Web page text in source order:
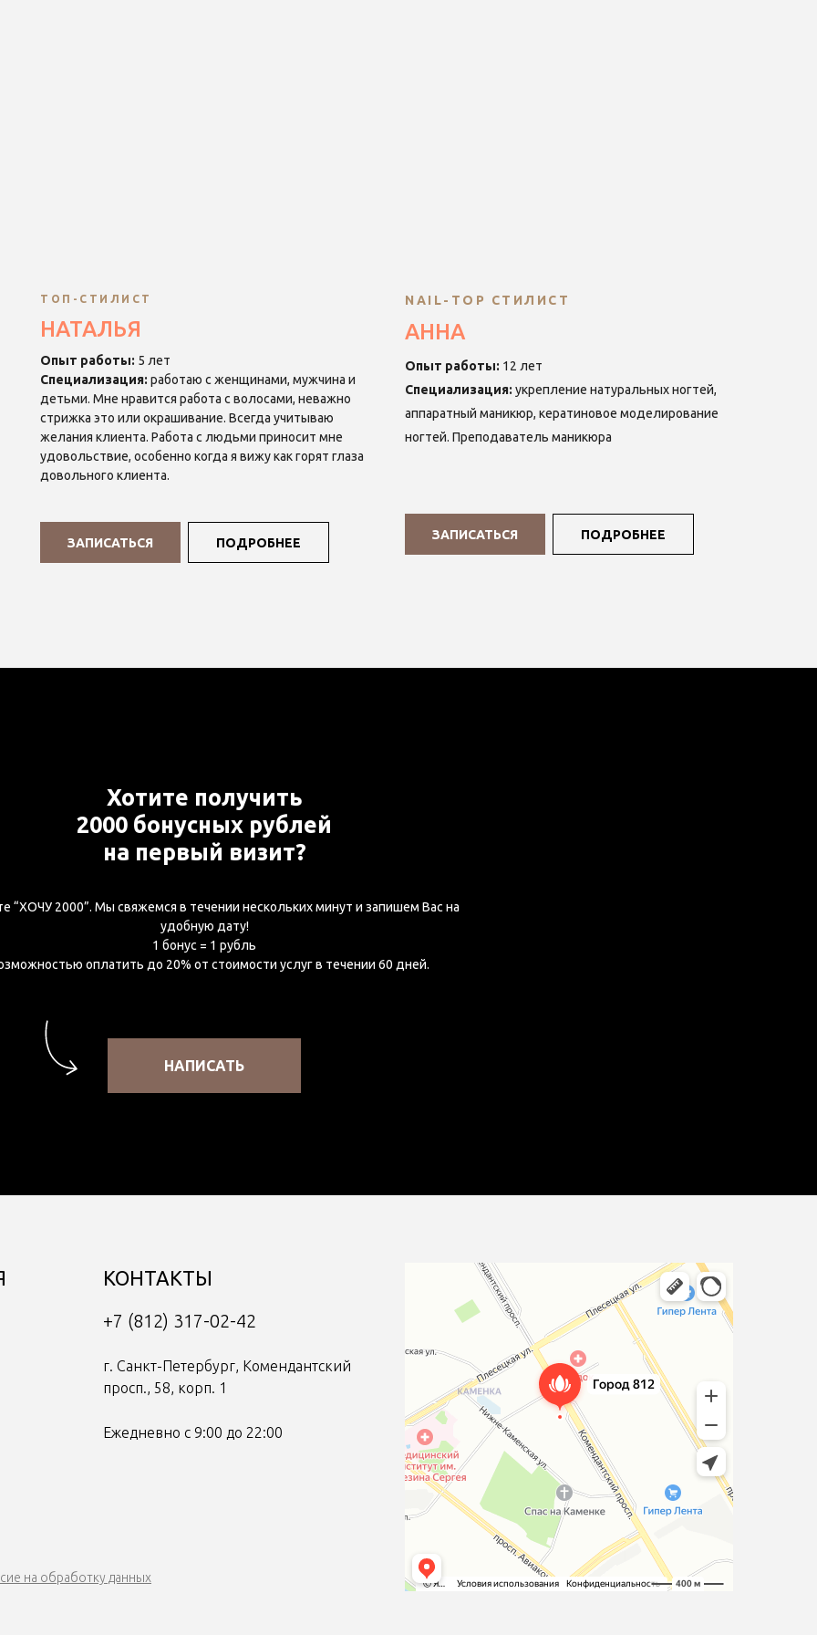
ТОП-СТИЛИСТ
НАТАЛЬЯ
Опыт работы: 5 лет
Специализация: работаю с женщинами, мужчина и
детьми. Мне нравится работа с волосами, неважно
стрижка это или окрашивание. Всегда учитываю
желания клиента. Работа с людьми приносит мне
удовольствие, особенно когда я вижу как горят глаза
довольного клиента.
ЗАПИСАТЬСЯ ПОДРОБНЕЕ
NAIL-ТОР СТИЛИСТ
АННА
Опыт работы: 12 лет
Специализация: укрепление натуральных ногтей,
аппаратный маникюр, кератиновое моделирование
ногтей. Преподаватель маникюра
ЗАПИСАТЬСЯ ПОДРОБНЕЕ
Хотите получить
2000 бонусных рублей
на первый визит?
“ХОЧУ 2000”. Мы свяжемся в течении нескольких минут и запишем Вас на
удобную дату!
1 бонус = 1 рубль
оплатить до 20% от стоимости услуг в течении 60 дней.
НАПИСАТЬ
КОНТАКТЫ
+7 (812) 317-02-42
г. Санкт-Петербург, Комендантский
просп., 58, корп. 1
Салон красоты в Санкт‑Петербурге
Салон бровей и ресниц в Санкт‑Петербурге
Ежедневно с 9:00 до 22:00
на обработку данных